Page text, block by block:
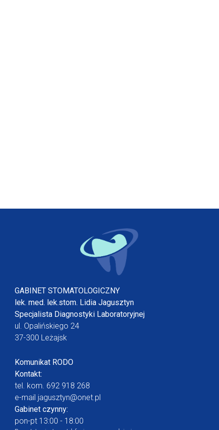
GABINET STOMATOLOGICZNY
lek. med. lek.stom. Lidia Jagusztyn
Specjalista Diagnostyki Laboratoryjnej
ul. Opalińskiego 24
37-300 Leżajsk
Komunikat RODO
Kontakt:
tel. kom. 692 918 268
e-mail jagusztyn@onet.pl
Gabinet czynny:
pon-pt 13:00 - 18:00